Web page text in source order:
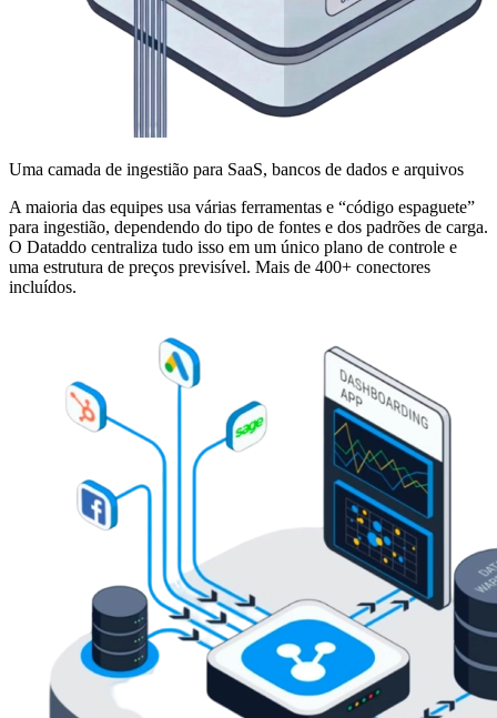
Uma camada de ingestião para SaaS, bancos de dados e arquivos
A maioria das equipes usa várias ferramentas e “código espaguete”
para ingestião, dependendo do tipo de fontes e dos padrões de carga.
O Dataddo centraliza tudo isso em um único plano de controle e
uma estrutura de preços previsível. Mais de 400+ conectores
incluídos.